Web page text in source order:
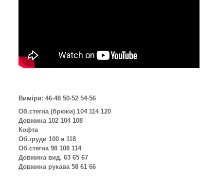
Виміри: 46-48 50-52 54-56
Об.стегна (брюки) 104 114 120
Довжина 102 104 108
Кофта
Об.груди 100 а 118
Об.стегна 98 108 114
Довжина вид. 63 65 67
Довжина рукава 58 61 66